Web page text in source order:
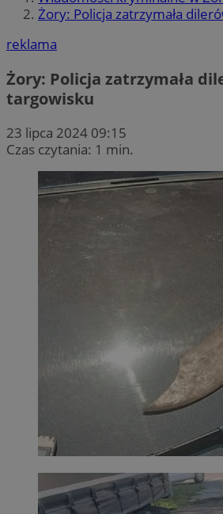
Żory: Policja zatrzymała
reklama
Żory: Policja zatrzymała
targowisku
23 lipca 2024 09:15
Czas czytania: 1 min.